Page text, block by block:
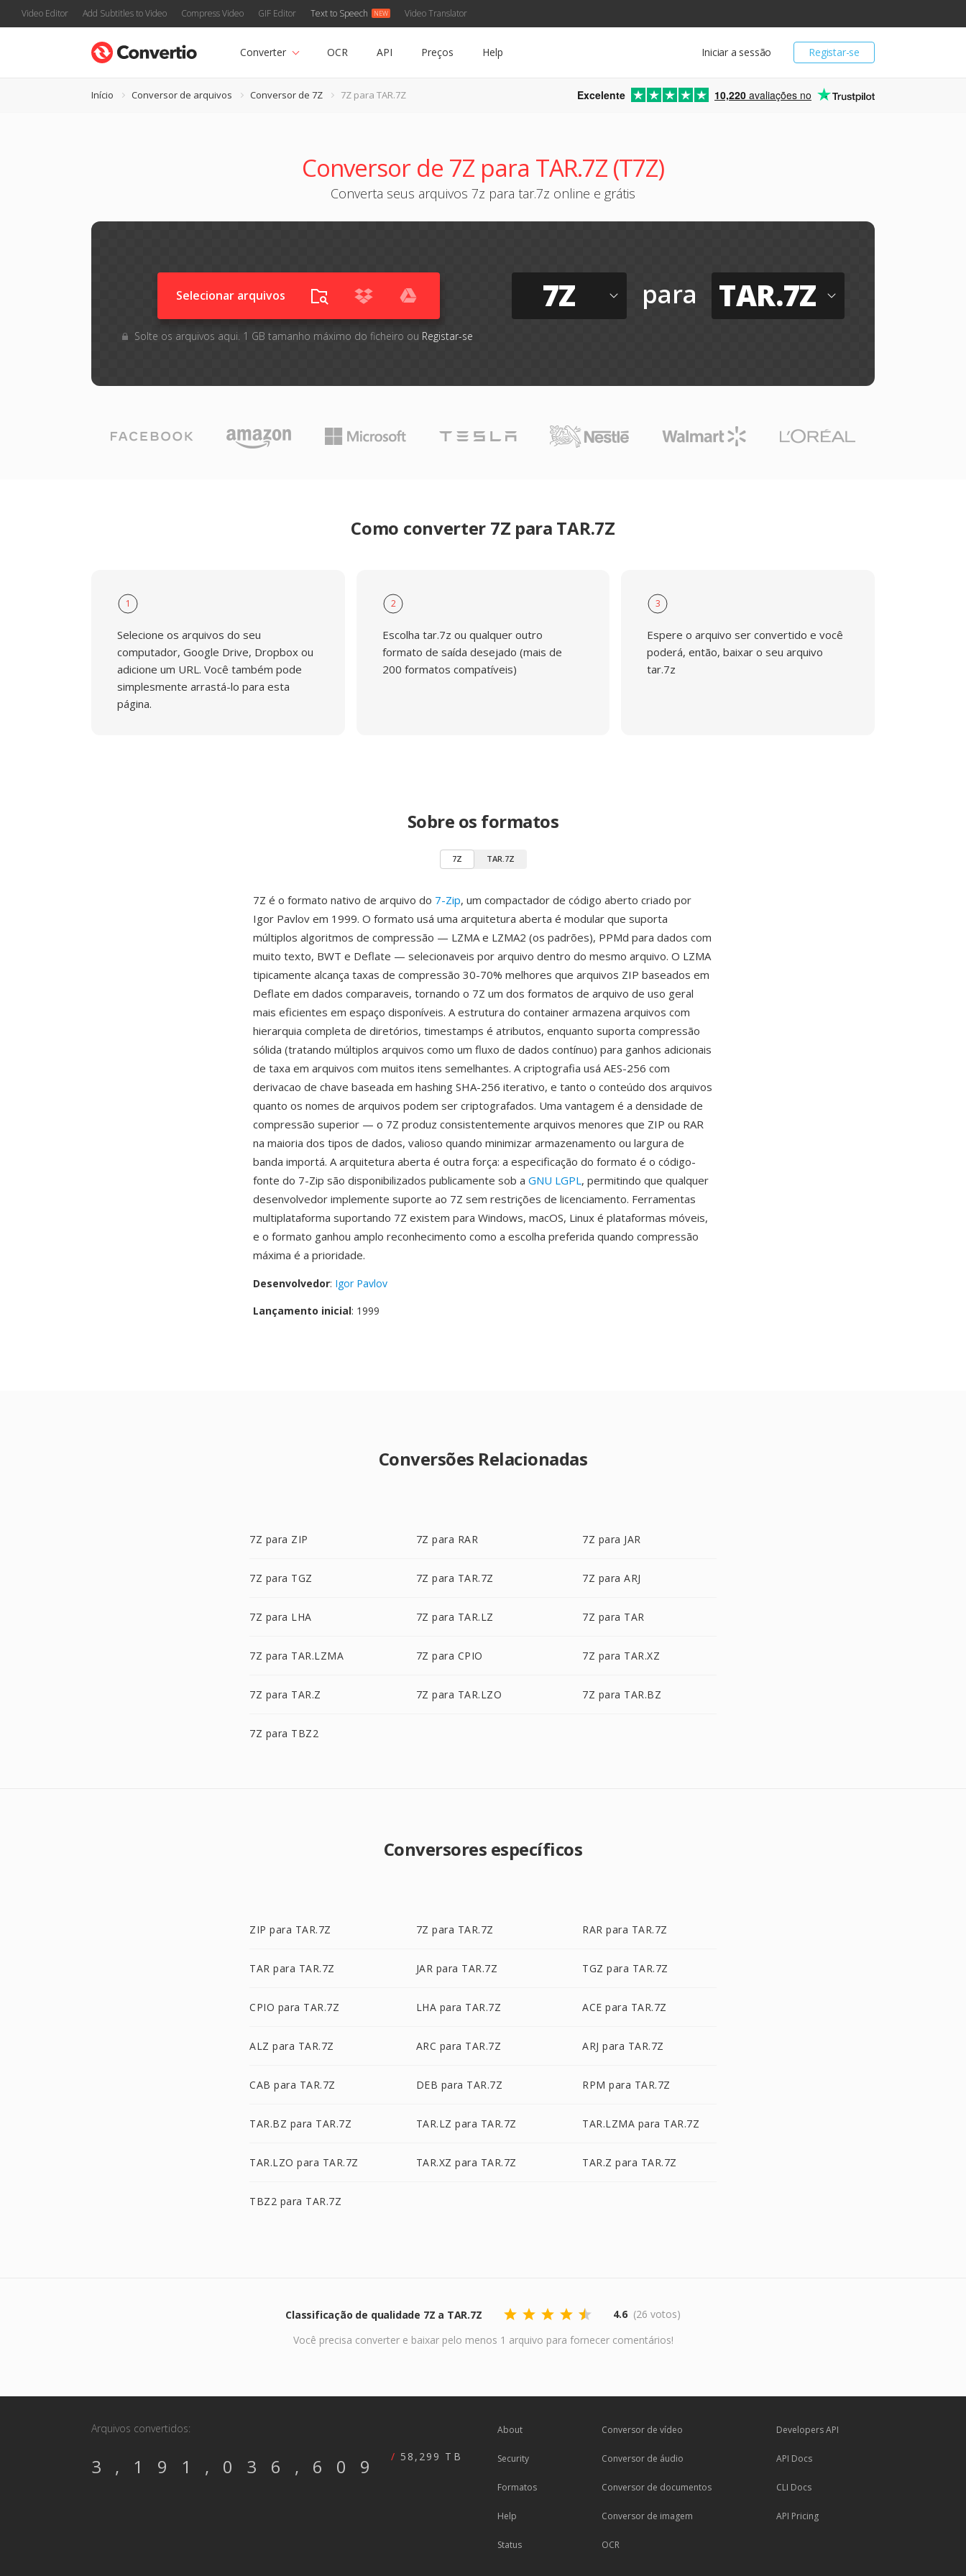
Video Editor Add Subtitles to Video Compress Video GIF Editor Text to Speech Video Translator
Registar-se
Iniciar a sessão
Converter OCR API Preços Help
Início Conversor de arquivos Conversor de 7Z 7Z para TAR.7Z Excelente 10,220 avaliações no
Conversor de 7Z para TAR.7Z (T7Z)
Converta seus arquivos 7z para tar.7z online e grátis
Selecionar arquivos
Solte os arquivos aqui. 1 GB tamanho máximo do ficheiro ou Registar-se
7Z para TAR.7Z
Como converter 7Z para TAR.7Z
1
Selecione os arquivos do seu
computador, Google Drive, Dropbox ou
adicione um URL. Você também pode
simplesmente arrastá-lo para esta
página.
2
Escolha tar.7z ou qualquer outro
formato de saída desejado (mais de
200 formatos compatíveis)
3
Espere o arquivo ser convertido e você
poderá, então, baixar o seu arquivo
tar.7z
Sobre os formatos
7Z TAR.7Z
7Z é o formato nativo de arquivo do 7-Zip, um compactador de código aberto criado por
Igor Pavlov em 1999. O formato usá uma arquitetura aberta é modular que suporta
múltiplos algoritmos de compressão — LZMA e LZMA2 (os padrões), PPMd para dados com
muito texto, BWT e Deflate — selecionaveis por arquivo dentro do mesmo arquivo. O LZMA
tipicamente alcança taxas de compressão 30-70% melhores que arquivos ZIP baseados em
Deflate em dados comparaveis, tornando o 7Z um dos formatos de arquivo de uso geral
mais eficientes em espaço disponíveis. A estrutura do container armazena arquivos com
hierarquia completa de diretórios, timestamps é atributos, enquanto suporta compressão
sólida (tratando múltiplos arquivos como um fluxo de dados contínuo) para ganhos adicionais
de taxa em arquivos com muitos itens semelhantes. A criptografia usá AES-256 com
derivacao de chave baseada em hashing SHA-256 iterativo, e tanto o conteúdo dos arquivos
quanto os nomes de arquivos podem ser criptografados. Uma vantagem é a densidade de
compressão superior — o 7Z produz consistentemente arquivos menores que ZIP ou RAR
na maioria dos tipos de dados, valioso quando minimizar armazenamento ou largura de
banda importá. A arquitetura aberta é outra força: a especificação do formato é o código-
fonte do 7-Zip são disponibilizados publicamente sob a GNU LGPL, permitindo que qualquer
desenvolvedor implemente suporte ao 7Z sem restrições de licenciamento. Ferramentas
multiplataforma suportando 7Z existem para Windows, macOS, Linux é plataformas móveis,
e o formato ganhou amplo reconhecimento como a escolha preferida quando compressão
máxima é a prioridade.
Desenvolvedor: Igor Pavlov
Lançamento inicial: 1999
Conversões Relacionadas
7Z para ZIP 7Z para RAR 7Z para JAR
7Z para TGZ 7Z para TAR.7Z 7Z para ARJ
7Z para LHA 7Z para TAR.LZ 7Z para TAR
7Z para TAR.LZMA 7Z para CPIO 7Z para TAR.XZ
7Z para TAR.Z 7Z para TAR.LZO 7Z para TAR.BZ
7Z para TBZ2
Conversores específicos
ZIP para TAR.7Z 7Z para TAR.7Z RAR para TAR.7Z
TAR para TAR.7Z JAR para TAR.7Z TGZ para TAR.7Z
CPIO para TAR.7Z LHA para TAR.7Z ACE para TAR.7Z
ALZ para TAR.7Z ARC para TAR.7Z ARJ para TAR.7Z
CAB para TAR.7Z DEB para TAR.7Z RPM para TAR.7Z
TAR.BZ para TAR.7Z TAR.LZ para TAR.7Z TAR.LZMA para TAR.7Z
TAR.LZO para TAR.7Z TAR.XZ para TAR.7Z TAR.Z para TAR.7Z
TBZ2 para TAR.7Z
Classificação de qualidade 7Z a TAR.7Z 4.6 (26 votos)
Você precisa converter e baixar pelo menos 1 arquivo para fornecer comentários!
Arquivos convertidos:
3,191,036,609 58,299 TB
About
Security
Formatos
Help
Status
Conversor de vídeo
Conversor de áudio
Conversor de documentos
Conversor de imagem
OCR
Developers API
API Docs
CLI Docs
API Pricing